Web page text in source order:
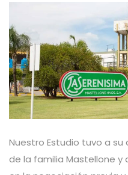
Nuestro Estudio tuvo a
de la familia Mastellone y